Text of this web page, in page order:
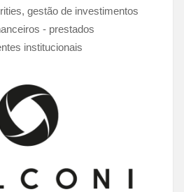
gestão de investimentos
- prestados
institucionais